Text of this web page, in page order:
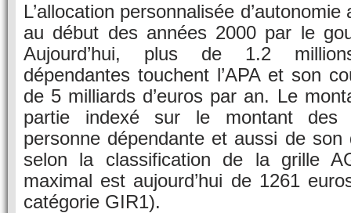
L’allocation personnalisée
au début des années 2000 par le
Aujourd’hui, plus de 1.2
dépendantes touchent l’APA et son
de 5 milliards d’euros par an. Le
partie indexé sur le montant des
personne dépendante et aussi de son
selon la classification de la grille
maximal est aujourd’hui de 1261
catégorie GIR1).